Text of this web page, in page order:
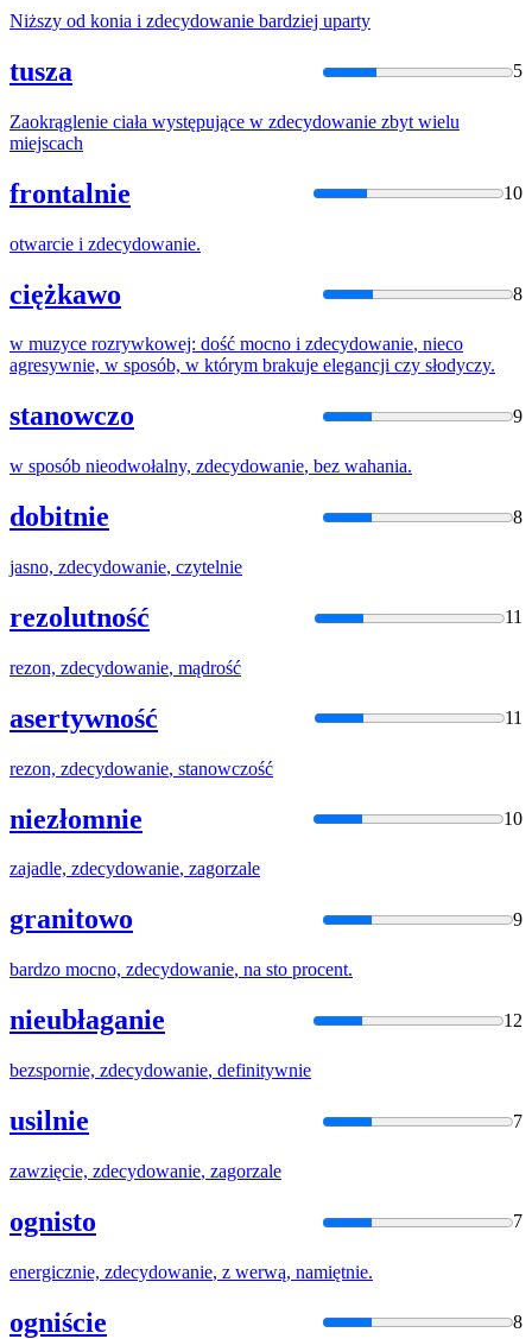
Niższy od konia i zdecydowanie bardziej uparty
tusza 5
Zaokrąglenie ciała występujące w zdecydowanie zbyt wielu
miejscach
frontalnie 10
otwarcie i zdecydowanie.
ciężkawo 8
w muzyce rozrywkowej: dość mocno i zdecydowanie, nieco
agresywnie, w sposób, w którym brakuje elegancji czy słodyczy.
stanowczo 9
w sposób nieodwołalny, zdecydowanie, bez wahania.
dobitnie 8
jasno, zdecydowanie, czytelnie
rezolutność 11
rezon, zdecydowanie, mądrość
asertywność 11
rezon, zdecydowanie, stanowczość
niezłomnie 10
zajadle, zdecydowanie, zagorzale
granitowo 9
bardzo mocno, zdecydowanie, na sto procent.
nieubłaganie 12
bezspornie, zdecydowanie, definitywnie
usilnie 7
zawzięcie, zdecydowanie, zagorzale
ognisto 7
energicznie, zdecydowanie, z werwą, namiętnie.
ogniście 8